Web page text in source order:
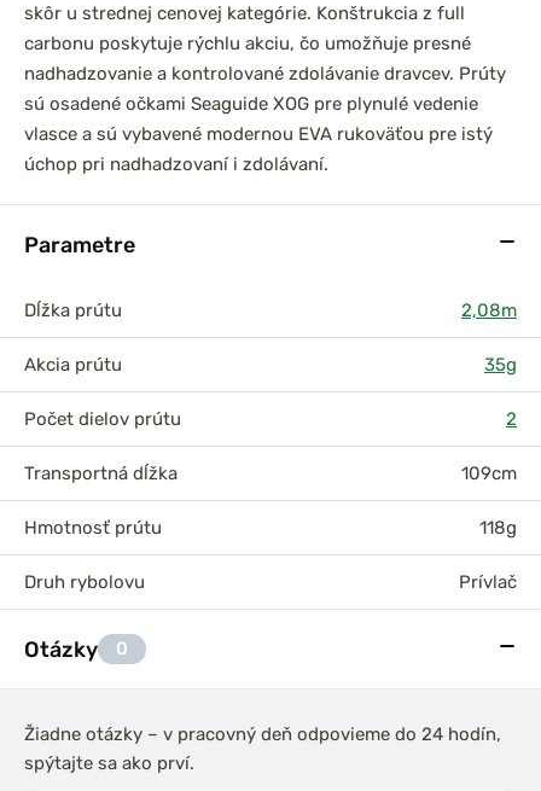
skôr u strednej cenovej kategórie. Konštrukcia z full
carbonu poskytuje rýchlu akciu, čo umožňuje presné
nadhadzovanie a kontrolované zdolávanie dravcev. Prúty
sú osadené očkami Seaguide XOG pre plynulé vedenie
vlasce a sú vybavené modernou EVA rukoväťou pre istý
úchop pri nadhadzovaní i zdolávaní.
Parametre
Dĺžka prútu 2,08m
Akcia prútu 35g
Počet dielov prútu 2
Transportná dĺžka 109cm
Hmotnosť prútu 118g
Druh rybolovu Prívlač
Otázky 0
Žiadne otázky – v pracovný deň odpovieme do 24 hodín,
spýtajte sa ako prví.